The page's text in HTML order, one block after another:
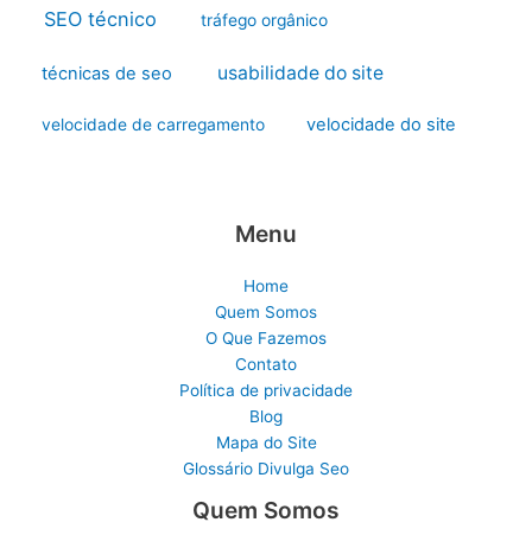
SEO técnico tráfego orgânico
técnicas de seo usabilidade do site
velocidade de carregamento velocidade do site
Menu
Home
Quem Somos
O Que Fazemos
Contato
Política de privacidade
Blog
Mapa do Site
Glossário Divulga Seo
Quem Somos